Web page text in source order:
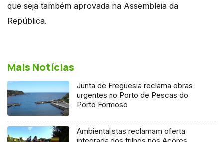
que seja também aprovada na Assembleia da
República.
Mais Notícias
Junta de Freguesia reclama obras
urgentes no Porto de Pescas do
Porto Formoso
Ambientalistas reclamam oferta
integrada dos trilhos nos Açores